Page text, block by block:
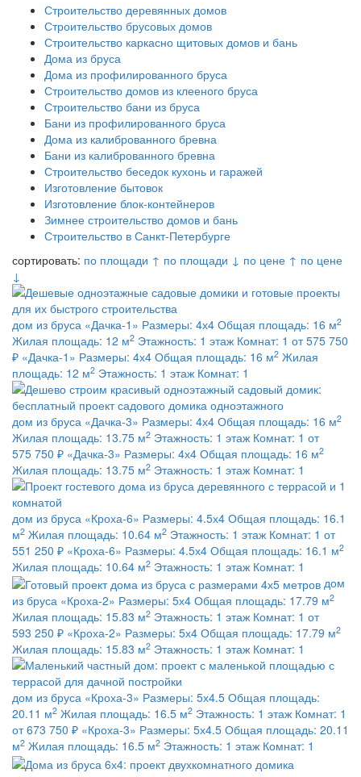
Строительство деревянных домов
Строительство брусовых домов
Строительство каркасно щитовых домов и бань
Дома из бруса
Дома из профилированного бруса
Строительство домов из клееного бруса
Строительство бани из бруса
Бани из профилированного бруса
Дома из калиброванного бревна
Бани из калиброванного бревна
Строительство беседок кухонь и гаражей
Изготовление бытовок
Изготовление блок-контейнеров
Зимнее строительство домов и бань
Строительство в Санкт-Петербурге
сортировать: по площади ↑ по площади ↓ по цене ↑ по цене
↓
дом из бруса «Дачка-1» Размеры: 4х4 Общая площадь: 16 м2
Жилая площадь: 12 м2 Этажность: 1 этаж Комнат: 1 от 575 750
₽ «Дачка-1» Размеры: 4х4 Общая площадь: 16 м2 Жилая
площадь: 12 м2 Этажность: 1 этаж Комнат: 1
дом из бруса «Дачка-3» Размеры: 4х4 Общая площадь: 16 м2
Жилая площадь: 13.75 м2 Этажность: 1 этаж Комнат: 1 от
575 750 ₽ «Дачка-3» Размеры: 4х4 Общая площадь: 16 м2
Жилая площадь: 13.75 м2 Этажность: 1 этаж Комнат: 1
дом из бруса «Кроха-6» Размеры: 4.5х4 Общая площадь: 16.1
м2 Жилая площадь: 10.64 м2 Этажность: 1 этаж Комнат: 1 от
551 250 ₽ «Кроха-6» Размеры: 4.5х4 Общая площадь: 16.1 м2
Жилая площадь: 10.64 м2 Этажность: 1 этаж Комнат: 1
дом
из бруса «Кроха-2» Размеры: 5х4 Общая площадь: 17.79 м2
Жилая площадь: 15.83 м2 Этажность: 1 этаж Комнат: 1 от
593 250 ₽ «Кроха-2» Размеры: 5х4 Общая площадь: 17.79 м2
Жилая площадь: 15.83 м2 Этажность: 1 этаж Комнат: 1
дом из бруса «Кроха-3» Размеры: 5х4.5 Общая площадь:
20.11 м2 Жилая площадь: 16.5 м2 Этажность: 1 этаж Комнат: 1
от 673 750 ₽ «Кроха-3» Размеры: 5х4.5 Общая площадь: 20.11
м2 Жилая площадь: 16.5 м2 Этажность: 1 этаж Комнат: 1